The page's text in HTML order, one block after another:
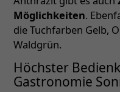
Möglichkeiten.
die Tuchfarben Gelb,
Waldgrün.
Höchster
Gastronomie